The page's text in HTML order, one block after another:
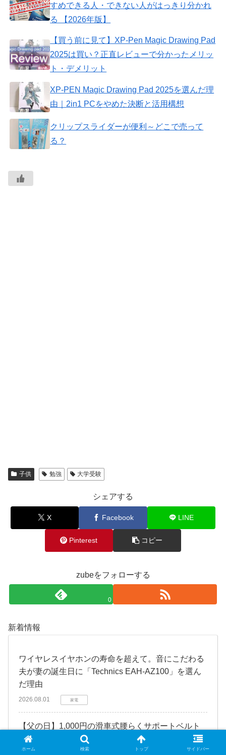
すめできる人・できない人がはっきり分かれ
る 【2026年版】
【買う前に見て】XP-Pen Magic Drawing Pad
2025は買い？正直レビューで分かったメリッ
ト・デメリット
XP-PEN Magic Drawing Pad 2025を選んだ理
由｜2in1 PCをやめた決断と活用構想
クリップスライダーが便利～どこで売って
る？
子供 勉強 大学受験
シェアする
X Facebook LINE
Pinterest コピー
zubeをフォローする
0
新着情報
​ワイヤレスイヤホンの寿命を超えて。音にこだわる
夫が妻の誕生日に「Technics EAH-AZ100」を選ん
だ理由
2026.08.01 家電
​【父の日】1,000円の滑車式腰らくサポートベルト
を試したら、「脳の錯覚」に気づいて撃沈した話
ホーム 検索 トップ サイドバー